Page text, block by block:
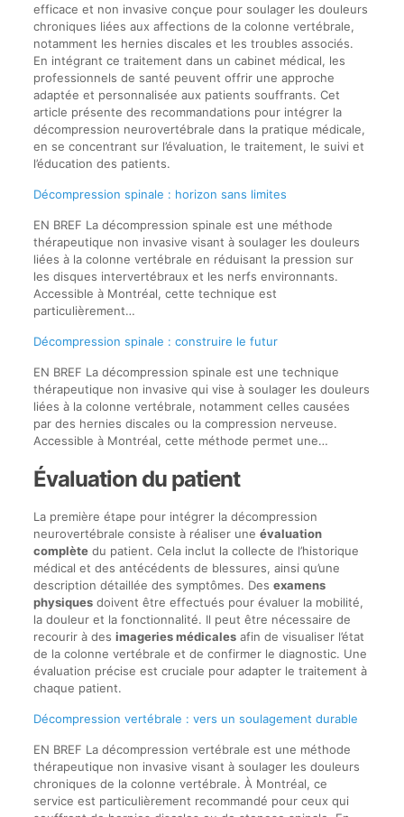
efficace et non invasive conçue pour soulager les douleurs
chroniques liées aux affections de la colonne vertébrale,
notamment les hernies discales et les troubles associés.
En intégrant ce traitement dans un cabinet médical, les
professionnels de santé peuvent offrir une approche
adaptée et personnalisée aux patients souffrants. Cet
article présente des recommandations pour intégrer la
décompression neurovertébrale dans la pratique médicale,
en se concentrant sur l’évaluation, le traitement, le suivi et
l’éducation des patients.
Décompression spinale : horizon sans limites
EN BREF La décompression spinale est une méthode
thérapeutique non invasive visant à soulager les douleurs
liées à la colonne vertébrale en réduisant la pression sur
les disques intervertébraux et les nerfs environnants.
Accessible à Montréal, cette technique est
particulièrement…
Décompression spinale : construire le futur
EN BREF La décompression spinale est une technique
thérapeutique non invasive qui vise à soulager les douleurs
liées à la colonne vertébrale, notamment celles causées
par des hernies discales ou la compression nerveuse.
Accessible à Montréal, cette méthode permet une…
Évaluation du patient
La première étape pour intégrer la décompression
neurovertébrale consiste à réaliser une évaluation
complètedu patient. Cela inclut la collecte de l’historique
médical et des antécédents de blessures, ainsi qu’une
description détaillée des symptômes. Des examens
physiquesdoivent être effectués pour évaluer la mobilité,
la douleur et la fonctionnalité. Il peut être nécessaire de
recourir à des imageries médicalesafin de visualiser l’état
de la colonne vertébrale et de confirmer le diagnostic. Une
évaluation précise est cruciale pour adapter le traitement à
chaque patient.
Décompression vertébrale : vers un soulagement durable
EN BREF La décompression vertébrale est une méthode
thérapeutique non invasive visant à soulager les douleurs
chroniques de la colonne vertébrale. À Montréal, ce
service est particulièrement recommandé pour ceux qui